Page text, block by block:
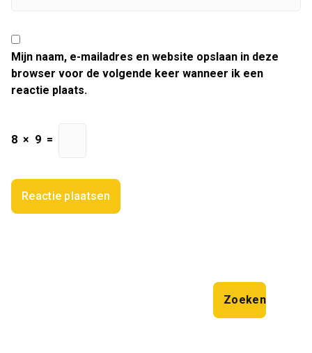
Mijn naam, e-mailadres en website opslaan in deze
browser voor de volgende keer wanneer ik een
reactie plaats.
8 × 9 =
Zoeken